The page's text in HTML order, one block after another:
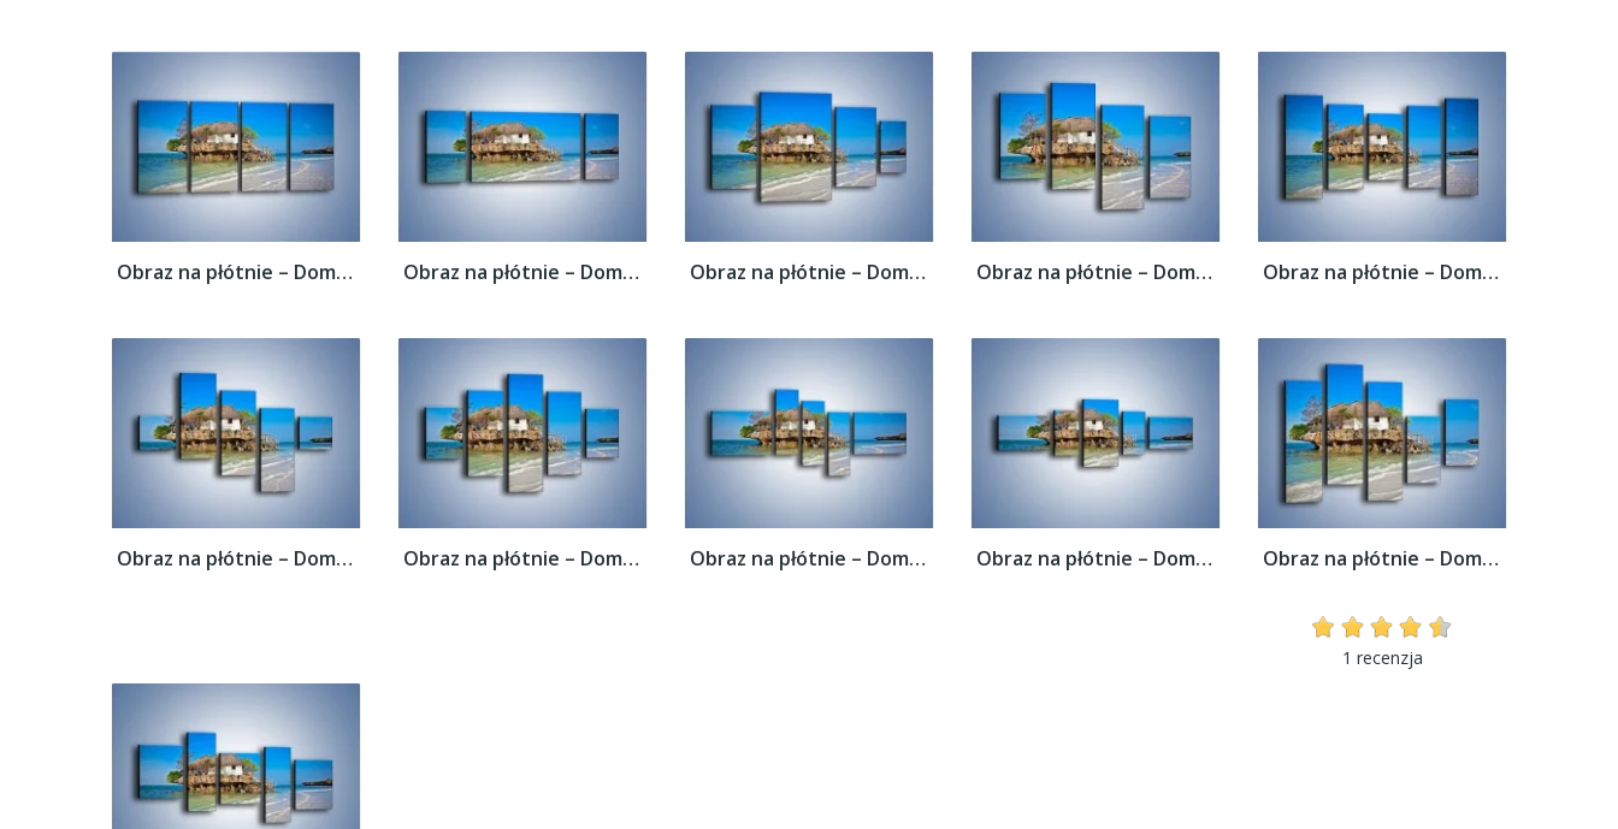
Obraz na płótnie – Dom na skarpie –... Obraz na płótnie – Dom na skarpie –... Obraz na płótnie – Dom na skarpie –... Obraz na płótnie – Dom na skarpie –... Obraz na płótnie – Dom na skarpie –...
Obraz na płótnie – Dom na skarpie –... Obraz na płótnie – Dom na skarpie –... Obraz na płótnie – Dom na skarpie –... Obraz na płótnie – Dom na skarpie –... Obraz na płótnie – Dom na skarpie –...
1 recenzja